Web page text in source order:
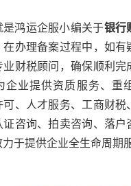
是鸿运企服小编关于银行
在办理备案过程中，如有
业财税顾问，确保顺利完
企业提供资质服务、重
可、人才服务、工商财税
证咨询、拍卖咨询、落户
于提供企业全生命周期服